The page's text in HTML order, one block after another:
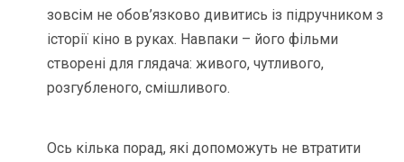
зовсім не обов’язково дивитись із підручником з
історії кіно в руках. Навпаки – його фільми
створені для глядача: живого, чутливого,
розгубленого, смішливого.
Ось кілька порад, які допоможуть не втратити